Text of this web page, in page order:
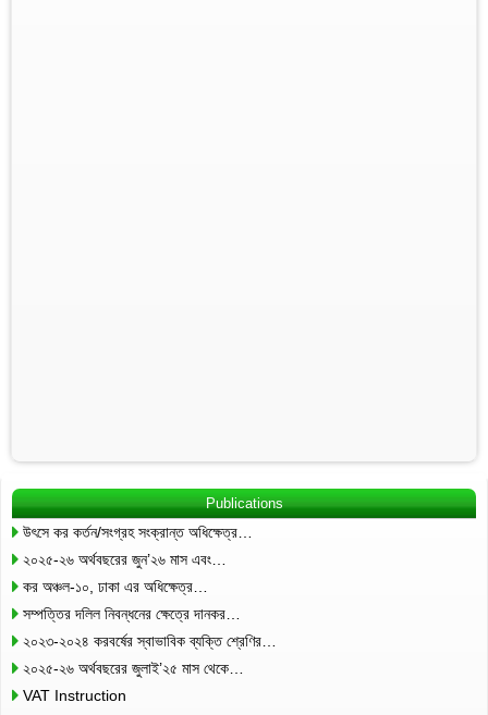
Publications
উৎসে কর কর্তন/সংগ্রহ সংক্রান্ত অধিক্ষেত্র…
২০২৫-২৬ অর্থবছরের জুন’২৬ মাস এবং…
কর অঞ্চল-১০, ঢাকা এর অধিক্ষেত্র…
সম্পত্তির দলিল নিবন্ধনের ক্ষেত্রে দানকর…
২০২৩-২০২৪ করবর্ষের স্বাভাবিক ব্যক্তি শ্রেণির…
২০২৫-২৬ অর্থবছরের জুলাই’২৫ মাস থেকে…
VAT Instruction